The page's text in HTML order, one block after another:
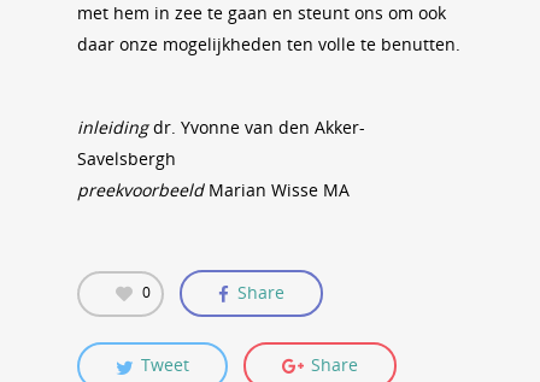
met hem in zee te gaan en steunt ons om ook
daar onze mogelijkheden ten volle te benutten.
inleidingdr. Yvonne van den Akker-
Savelsbergh
preekvoorbeeldMarian Wisse MA
0 Share
Tweet Share